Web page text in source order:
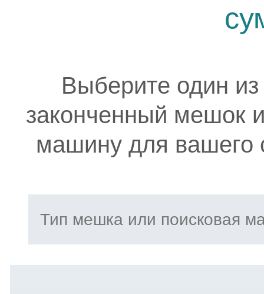
Выберите один
законченный мешок
машину для вашего